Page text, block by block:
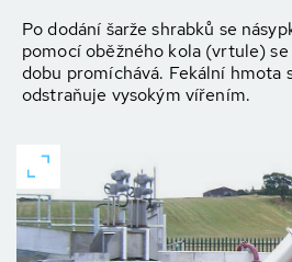
Po dodání šarže shrabků se
pomocí oběžného kola (vrtule)
dobu promíchává. Fekální hmota
odstraňuje vysokým vířením.